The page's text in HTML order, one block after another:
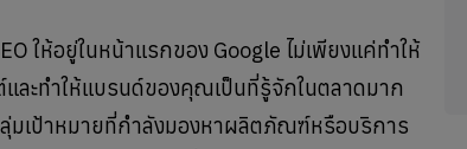
ให้อยู่ในหน้าแรกของ Google ไม่เพียงแค่ทำให้
และทำให้แบรนด์ของคุณเป็นที่รู้จักในตลาดมาก
มเป้าหมายที่กำลังมองหาผลิตภัณฑ์หรือบริการ